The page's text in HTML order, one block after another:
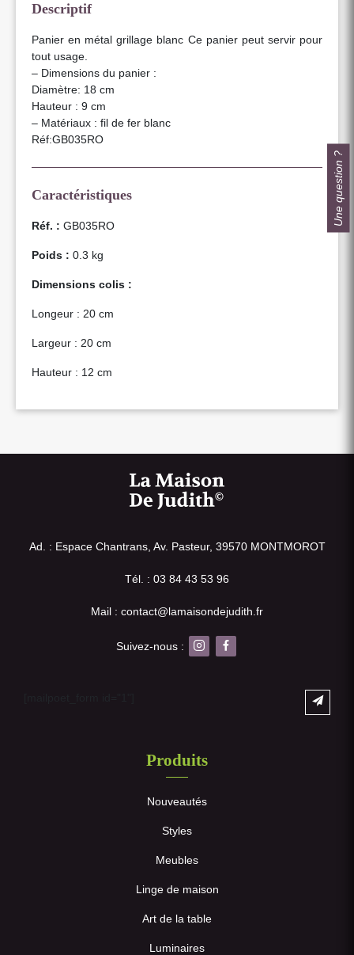
Descriptif
Panier en métal grillage blanc Ce panier peut servir pour
tout usage.
– Dimensions du panier :
Diamètre: 18 cm
Hauteur : 9 cm
– Matériaux : fil de fer blanc
Réf:GB035RO
Caractéristiques
Réf. : GB035RO
Poids : 0.3 kg
Dimensions colis :
Longeur : 20 cm
Largeur : 20 cm
Hauteur : 12 cm
Ad. : Espace Chantrans, Av. Pasteur, 39570 MONTMOROT
Tél. : 03 84 43 53 96
Mail : contact@lamaisondejudith.fr
Suivez-nous :
Produits
Nouveautés
Styles
Meubles
Linge de maison
Art de la table
Luminaires
Une question ?